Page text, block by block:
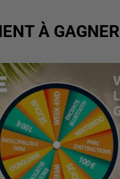
À GAGNER